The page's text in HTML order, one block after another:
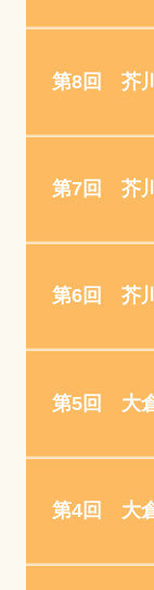
第8回 芥
第7回 芥
第6回 芥
第5回 大
第4回 大